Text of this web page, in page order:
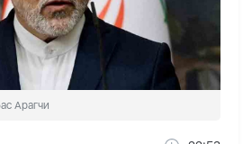
Арагчи